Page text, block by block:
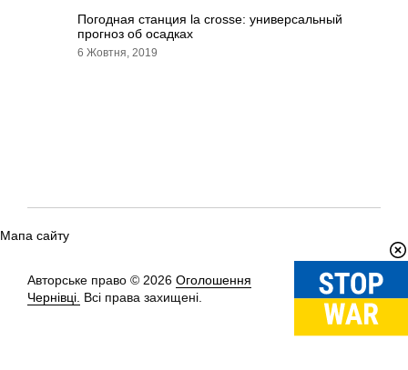
Погодная станция la crosse: универсальный
прогноз об осадках
6 Жовтня, 2019
Мапа сайту
Авторське право © 2026 Оголошення
Чернівці. Всі права захищені.
Вгору↑